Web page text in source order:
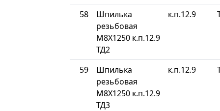
58
Шпилька
резьбовая
М8Х1250 к.п.12.9
ТД2
к.п.12.9
59
Шпилька
резьбовая
М8Х1250 к.п.12.9
ТД3
к.п.12.9